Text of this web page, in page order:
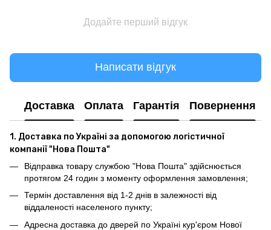
Додайте перший відгук
Написати відгук
Доставка Оплата Гарантія Повернення
1. Доставка по Україні за допомогою логістичної
компанії "Нова Пошта"
Відправка товару службою "Нова Пошта" здійснюється
протягом 24 годин з моменту оформлення замовлення;
Термін доставлення від 1-2 днів в залежності від
віддаленості населеного пункту;
Адресна доставка до дверей по Україні кур'єром Нової